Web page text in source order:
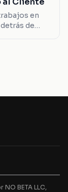
en
de
BETA LLC,